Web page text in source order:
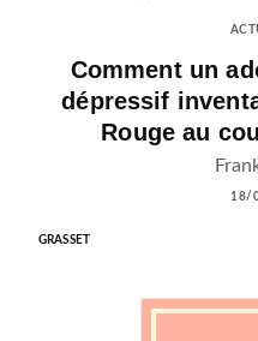
Comment un
dépressif
Rouge au
18/
GRASSET